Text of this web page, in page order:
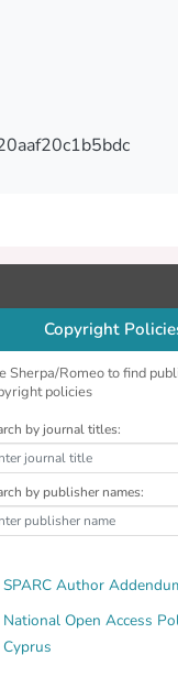
Copyright
Sherpa/Romeo to find
policies
by journal titles:
by publisher names:
SPARC Author
National Open Access
Cyprus